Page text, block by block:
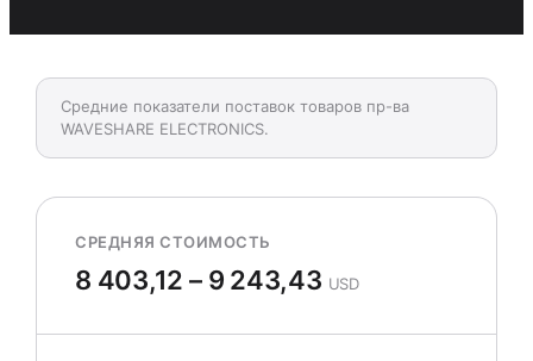
Средние показатели поставок товаров пр-ва
WAVESHARE ELECTRONICS.
СРЕДНЯЯ СТОИМОСТЬ
8 403,12 – 9 243,43 USD